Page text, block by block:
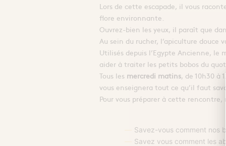
Lors de cette escapade, il vous
flore environnante.
Ouvrez-bien les yeux, il paraît que
Au sein du rucher, l’apiculture douce
Utilisés depuis l’Egypte Ancienne, le
aider à traiter les petits bobos du
Tous les mercredi matins, de 10h30 à
vous enseignera tout ce qu’il faut
Pour vous préparer à cette
Savez-vous comment nos
Savez vous comment les